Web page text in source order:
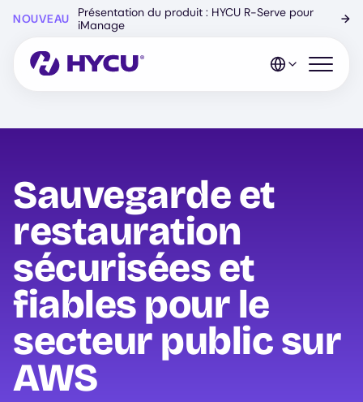
content
NOUVEAU
Présentation du produit : HYCU R-Serve pour
iManage
→
Open
Sauvegarde et
restauration
sécurisées et
fiables pour le
secteur public sur
AWS